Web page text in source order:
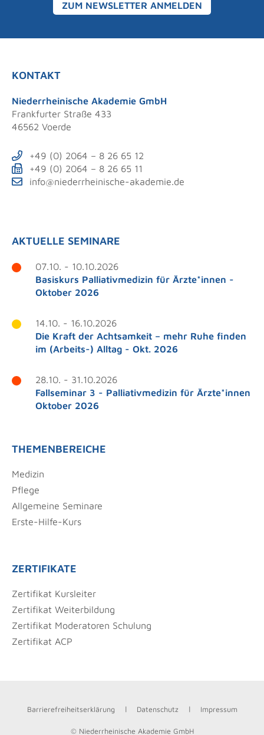
ZUM NEWSLETTER ANMELDEN
KONTAKT
Niederrheinische Akademie GmbH
Frankfurter Straße 433
46562 Voerde
+49 (0) 2064 – 8 26 65 12
+49 (0) 2064 – 8 26 65 11
info@niederrheinische-akademie.de
AKTUELLE SEMINARE
07.10. - 10.10.2026
Basiskurs Palliativmedizin für Ärzte*innen -
Oktober 2026
14.10. - 16.10.2026
Die Kraft der Achtsamkeit – mehr Ruhe finden
im (Arbeits-) Alltag - Okt. 2026
28.10. - 31.10.2026
Fallseminar 3 - Palliativmedizin für Ärzte*innen
Oktober 2026
THEMENBEREICHE
Medizin
Pflege
Allgemeine Seminare
Erste-Hilfe-Kurs
ZERTIFIKATE
Zertifikat Kursleiter
Zertifikat Weiterbildung
Zertifikat Moderatoren Schulung
Zertifikat ACP
Barrierefreiheits­erklärung Datenschutz Impressum
© Niederrheinische Akademie GmbH